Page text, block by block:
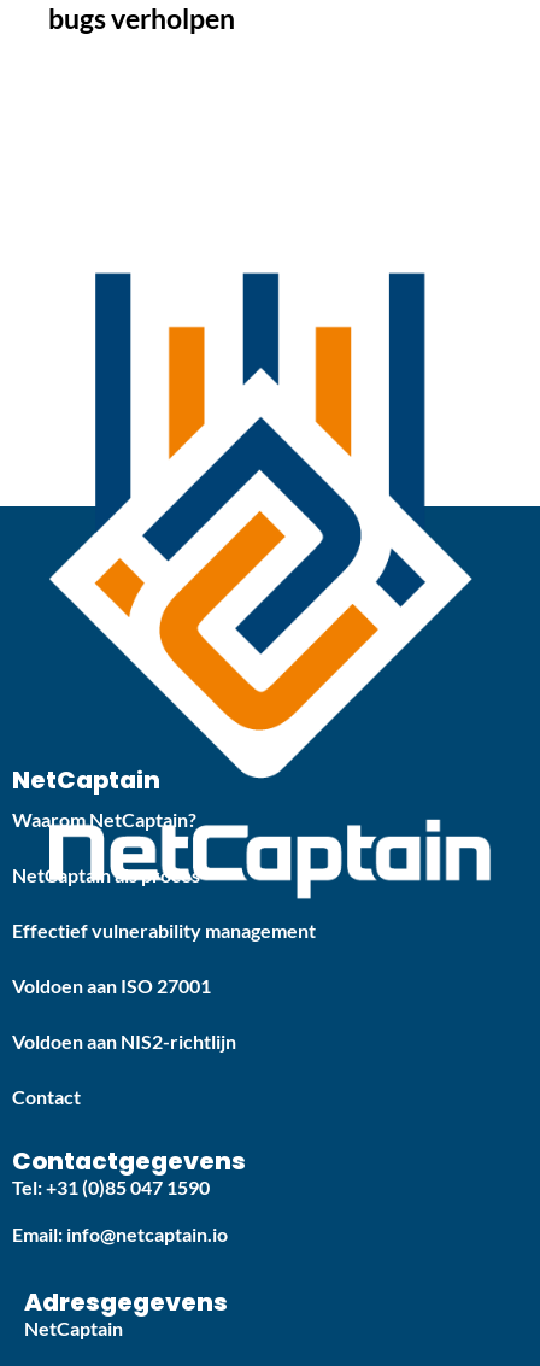
bugs verholpen
NetCaptain
Waarom NetCaptain?
NetCaptain als proces
Effectief vulnerability management
Voldoen aan ISO 27001
Voldoen aan NIS2-richtlijn
Contact
Contactgegevens
Tel: +31 (0)85 047 1590
Email: info@netcaptain.io
Adresgegevens
NetCaptain